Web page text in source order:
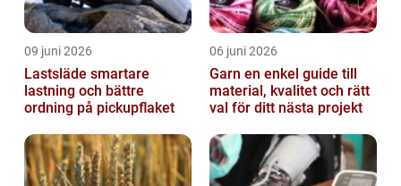
09 juni 2026
Lastsläde smartare
lastning och bättre
ordning på pickupflaket
06 juni 2026
Garn en enkel guide till
material, kvalitet och rätt
val för ditt nästa projekt